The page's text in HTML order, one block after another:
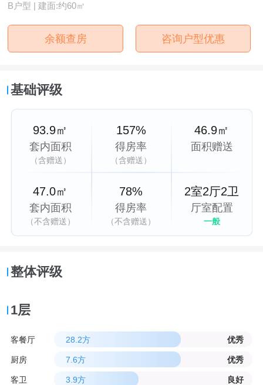
B户型 | 建面:约60㎡
余额查房 咨询户型优惠
基础评级
93.9㎡
套内面积
（含赠送）
47.0㎡
套内面积
（不含赠送）
157%
得房率
（含赠送）
78%
得房率
（不含赠送）
46.9㎡
面积赠送
2室2厅2卫
厅室配置
一般
整体评级
1层
客餐厅 28.2方 优秀
厨房 7.6方 优秀
客卫 3.9方 良好